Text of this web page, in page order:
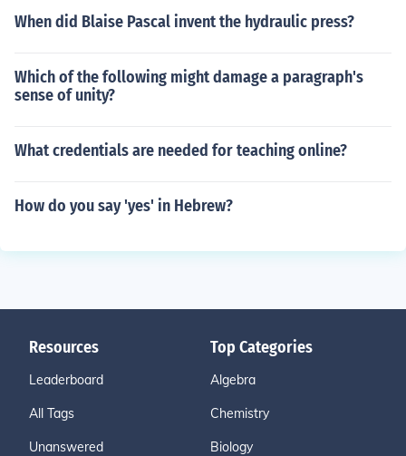
When did Blaise Pascal invent the hydraulic press?
Which of the following might damage a paragraph's
sense of unity?
What credentials are needed for teaching online?
How do you say 'yes' in Hebrew?
Resources
Leaderboard
All Tags
Unanswered
Top Categories
Algebra
Chemistry
Biology